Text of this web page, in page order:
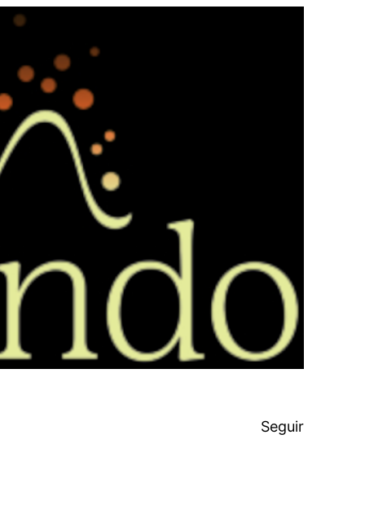
Seguir